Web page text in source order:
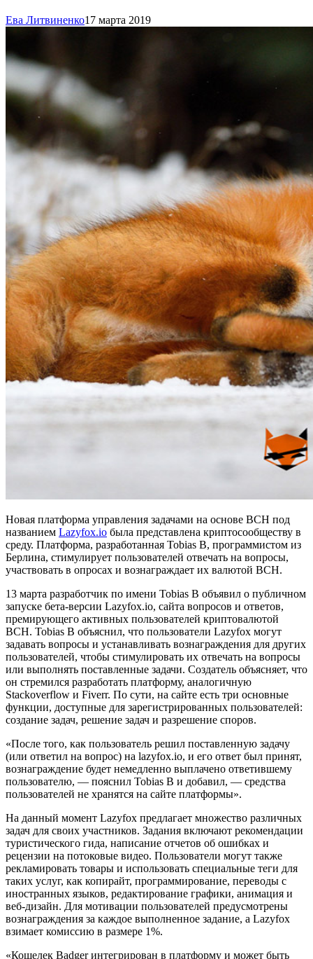
Ева Литвиненко17 марта 2019
Новая платформа управления задачами на основе BCH под
названием Lazyfox.io была представлена криптосообществу в
среду. Платформа, разработанная Tobias B, программистом из
Берлина, стимулирует пользователей отвечать на вопросы,
участвовать в опросах и вознаграждает их валютой BCH.
13 марта разработчик по имени Tobias B объявил о публичном
запуске бета-версии Lazyfox.io, сайта вопросов и ответов,
премирующего активных пользователей криптовалютой
BCH. Tobias B объяснил, что пользователи Lazyfox могут
задавать вопросы и устанавливать вознаграждения для других
пользователей, чтобы стимулировать их отвечать на вопросы
или выполнять поставленные задачи. Создатель объясняет, что
он стремился разработать платформу, аналогичную
Stackoverflow и Fiverr. По сути, на сайте есть три основные
функции, доступные для зарегистрированных пользователей:
создание задач, решение задач и разрешение споров.
«После того, как пользователь решил поставленную задачу
(или ответил на вопрос) на lazyfox.io, и его ответ был принят,
вознаграждение будет немедленно выплачено ответившему
пользователю, — пояснил Tobias B и добавил, — средства
пользователей не хранятся на сайте платформы».
На данный момент Lazyfox предлагает множество различных
задач для своих участников. Задания включают рекомендации
туристического гида, написание отчетов об ошибках и
рецензии на потоковые видео. Пользователи могут также
рекламировать товары и использовать специальные теги для
таких услуг, как копирайт, программирование, переводы с
иностранных языков, редактирование графики, анимация и
веб-дизайн. Для мотивации пользователей предусмотрены
вознаграждения за каждое выполненное задание, а Lazyfox
взимает комиссию в размере 1%.
«Кошелек Badger интегрирован в платформу и может быть